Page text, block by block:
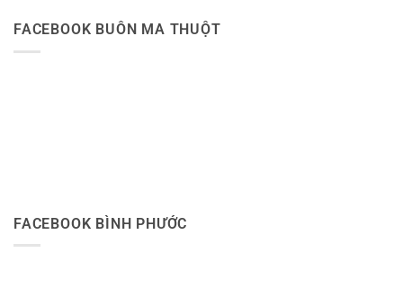
FACEBOOK BUÔN MA THUỘT
FACEBOOK BÌNH PHƯỚC